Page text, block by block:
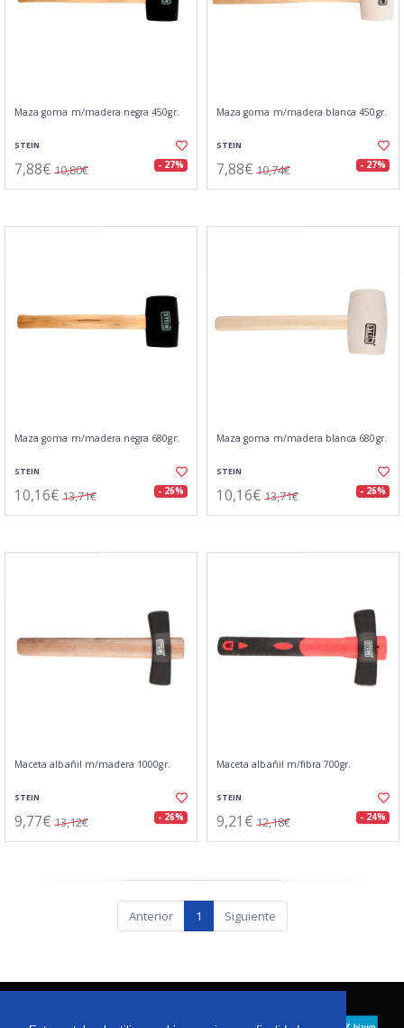
Maza goma m/madera negra 450gr.
STEIN
7,88€ 10,80€ - 27%
Maza goma m/madera blanca 450gr.
STEIN
7,88€ 10,74€ - 27%
Maza goma m/madera negra 680gr.
STEIN
10,16€ 13,71€ - 26%
Maza goma m/madera blanca 680gr.
STEIN
10,16€ 13,71€ - 26%
Maceta albañil m/madera 1000gr.
STEIN
9,77€ 13,12€ - 26%
Maceta albañil m/fibra 700gr.
STEIN
9,21€ 12,18€ - 24%
Anterior 1 Siguiente